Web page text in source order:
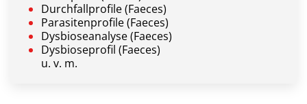
Durchfallprofile (Faeces)
Parasitenprofile (Faeces)
Dysbioseanalyse (Faeces)
Dysbioseprofil (Faeces)
u. v. m.